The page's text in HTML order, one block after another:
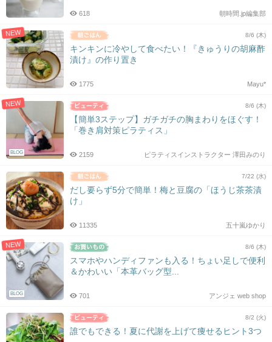
朝時間.jp編集部
618
NEW 8/6 (木)
キンキンに冷やして食べたい！『きゅうりの胡麻酢
漬け』の作り置き
Mayu*
1775
NEW
BLOG
8/6 (木)
【簡単3ステップ】ガチガチの胸まわりをほぐす！
「巻き肩対策ピラティス」
ピラティスインストラクター 澤田みのり
2159
7/22 (水)
だし要らず5分で簡単！梅と豆腐の「ほうじ茶茶漬
け」
五十嵐ゆかり
11335
NEW
BLOG
8/6 (木)
スマホやハンディファンも入る！ちょい足しで便利
＆かわいい「本革バッグ型...
アンジェ web shop
701
8/2 (火)
誰でもできる！夏に代謝を上げて痩せるヒント3つ